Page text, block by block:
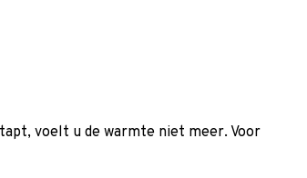
voelt u de warmte niet meer. Voor